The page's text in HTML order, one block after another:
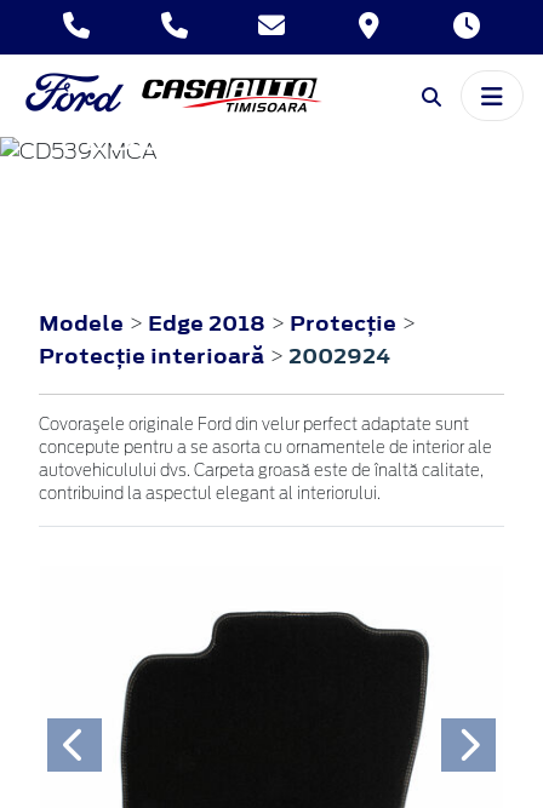
EDGE
Modele > Edge 2018 > Protecţie >
Protecţie interioară > 2002924
Covoraşele originale Ford din velur perfect adaptate sunt
concepute pentru a se asorta cu ornamentele de interior ale
autovehiculului dvs. Carpeta groasă este de înaltă calitate,
contribuind la aspectul elegant al interiorului.